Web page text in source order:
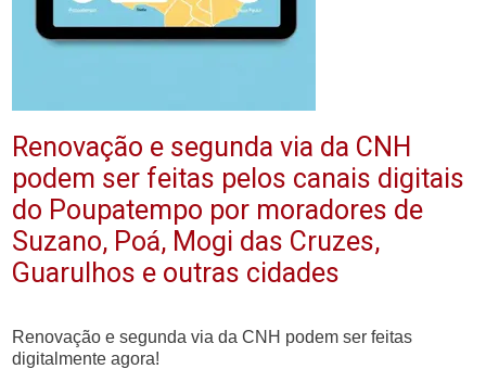
Renovação e segunda via da CNH
podem ser feitas pelos canais digitais
do Poupatempo por moradores de
Suzano, Poá, Mogi das Cruzes,
Guarulhos e outras cidades
Renovação e segunda via da CNH podem ser feitas
digitalmente agora!